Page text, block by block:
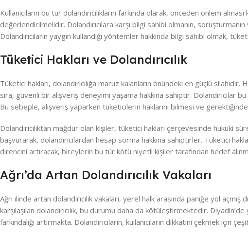
Kullanıcıların bu tür dolandırıcılıkların farkında olarak, önceden önlem
değerlendirilmelidir. Dolandırıcılara karşı bilgi sahibi olmanın,
Dolandırıcıların yaygın kullandığı yöntemler hakkında bilgi sahibi olmak,
Tüketici Hakları ve Dolandırıcılık
Tüketici hakları, dolandırıcılığa maruz kalanların önündeki en güçlü
sıra, güvenli bir alışveriş deneyimi yaşama hakkına sahiptir. Dolandırıcılar
Bu sebeple, alışveriş yaparken tüketicilerin haklarını bilmesi ve
Dolandırıcılıktan mağdur olan kişiler, tüketici hakları çerçevesinde hukuki
başvurarak, dolandırıcılardan hesap sorma hakkına sahiptirler. Tüketici
direncini artıracak, bireylerin bu tür kötü niyetli kişiler tarafından hedef
Ağrı’da Artan Dolandırıcılık Vakaları
Ağrı ilinde artan dolandırıcılık vakaları, yerel halk arasında paniğe yol
karşılaşılan dolandırıcılık, bu durumu daha da kötüleştirmektedir.
farkındalığı artırmakta. Dolandırıcıların, kullanıcıların dikkatini çekmek için